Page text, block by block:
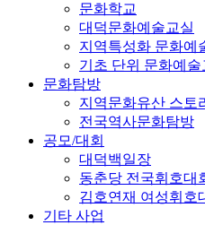
문화학교
대덕문화예술교실
지역특성화 문화예
기초 단위 문화예
문화탐방
지역문화유산 스토
전국역사문화탐방
공모/대회
대덕백일장
동춘당 전국휘호대
김호연재 여성휘호
기타 사업